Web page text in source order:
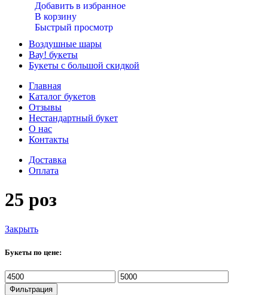
Добавить в избранное
В корзину
Быстрый просмотр
Воздушные шары
Вау! букеты
Букеты с большой скидкой
Главная
Каталог букетов
Отзывы
Нестандартный букет
О нас
Контакты
Доставка
Оплата
25 роз
Закрыть
Букеты по цене:
Фильтрация